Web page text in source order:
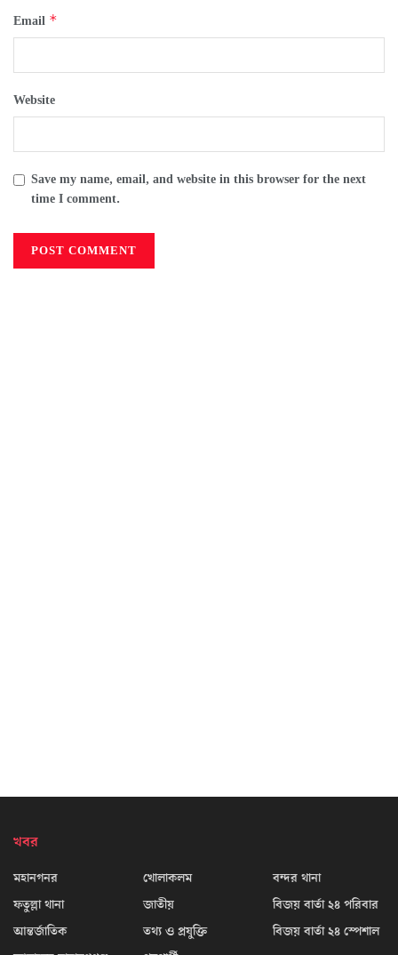
Email *
Website
Save my name, email, and website in this browser for the next
time I comment.
খবর
মহানগনর
ফতুল্লা থানা
আন্তর্জাতিক
খোলাকলম
জাতীয়
তথ্য ও প্রযুক্তি
বন্দর থানা
বিজয় বার্তা ২৪ পরিবার
বিজয় বার্তা ২৪ স্পেশাল